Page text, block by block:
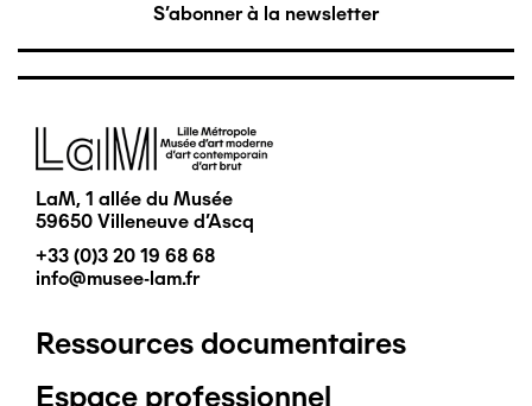
S'abonner à la newsletter
Image
LaM, 1 allée du Musée
59650 Villeneuve d'Ascq
+33 (0)3 20 19 68 68
info@musee-lam.fr
Pied
Ressources documentaires
Espace professionnel